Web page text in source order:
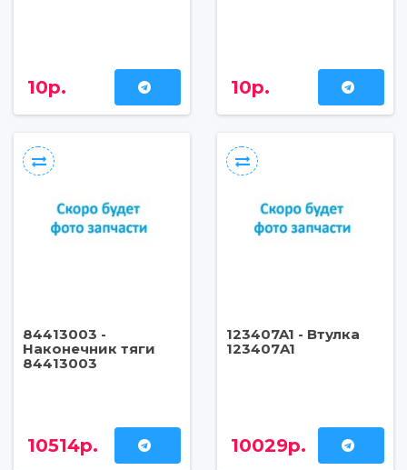
10р. 10р.
84413003 -
Наконечник тяги
84413003
10514р.
123407A1 - Втулка
123407A1
10029р.